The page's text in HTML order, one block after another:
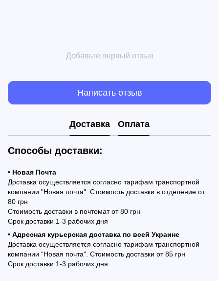
Добавьте первый отзыв
Написать отзыв
Доставка Оплата
Способы доставки:
• Новая Почта
Доставка осуществляется согласно тарифам транспортной
компании "Новая почта". Стоимость доставки в отделение от
80 грн
Стоимость доставки в почтомат от 80 грн
Срок доставки 1-3 рабочих дня
• Адресная курьерская доставка по всей Украине
Доставка осуществляется согласно тарифам транспортной
компании "Новая почта". Стоимость доставки от 85 грн
Срок доставки 1-3 рабочих дня.